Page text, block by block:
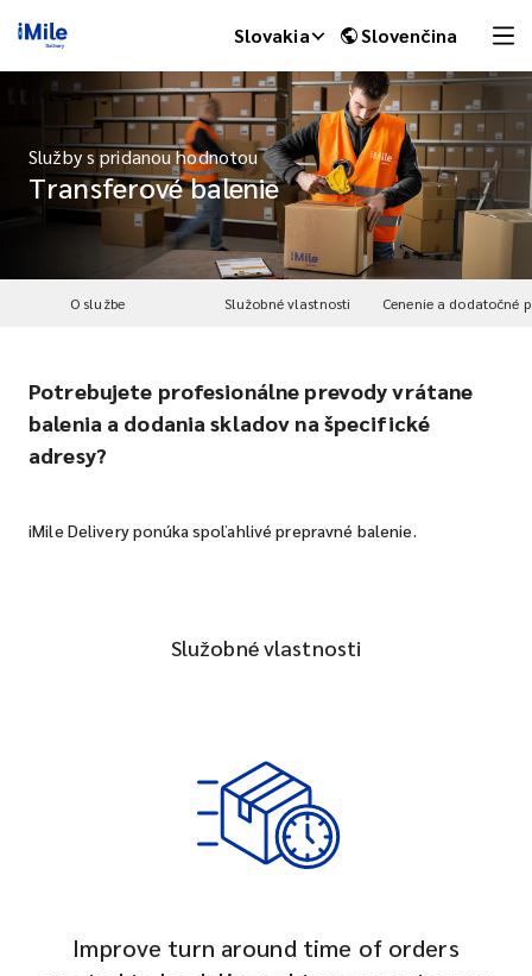
Slovakia Slovenčina
Služby s pridanou hodnotou
Transferové balenie
O službe Služobné vlastnosti
Potrebujete profesionálne prevody vrátane
balenia a dodania skladov na špecifické
adresy?
iMile Delivery ponúka spoľahlivé prepravné balenie.
Služobné vlastnosti
Improve turn around time of orders
iMile Chat